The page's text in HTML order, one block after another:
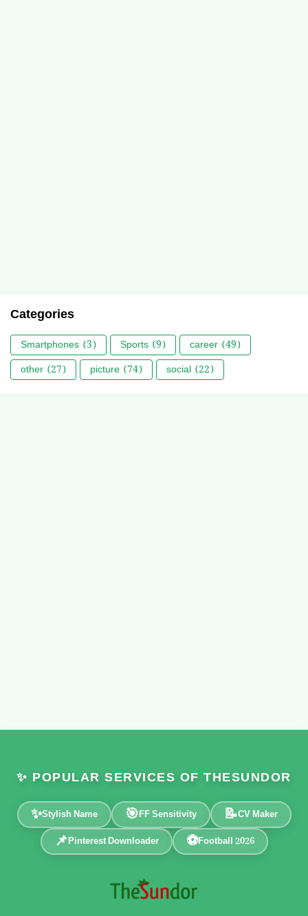
Categories
Smartphones (3) Sports (9) career (49)
other (27) picture (74) social (22)
✨ POPULAR SERVICES OF THESUNDOR
✨Stylish Name 🎯FF Sensitivity 📝CV Maker
📌Pinterest Downloader ⚽Football 2026